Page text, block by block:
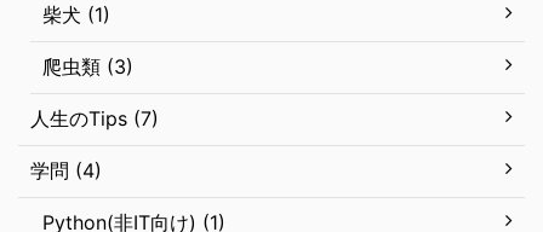
柴犬 (1)
爬虫類 (3)
人生のTips (7)
学問 (4)
Python(非IT向け) (1)